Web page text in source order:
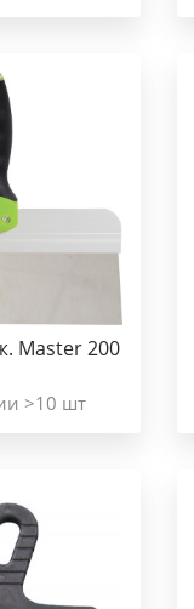
Master 200
>10 шт